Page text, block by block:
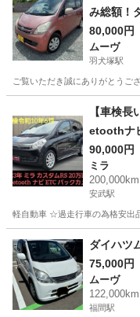
み総額！
80,000円
ムーヴ
羽犬塚駅
ご覧いただき誠にありがとうご
羽犬塚駅
【車検
etoothナ
90,000円
ミラ
安武駅
軽自動車 ☆過走行車の為格安出
福岡 久留米市 安武駅
ダイハツ
75,000円
ムーヴ
福間駅